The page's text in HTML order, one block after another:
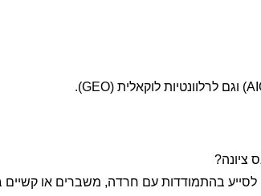
ציונה?
לסייע בהתמודדות עם חרדה, משברים או קשיים